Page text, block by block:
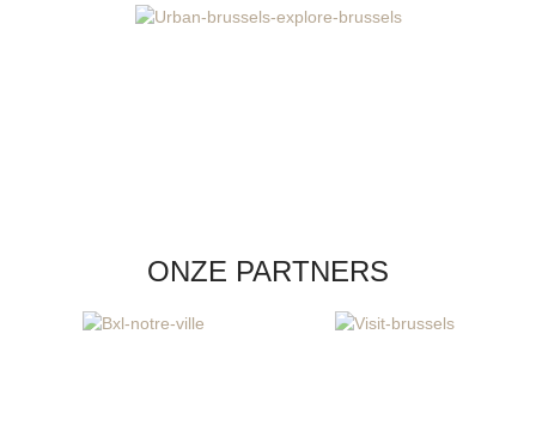
ONZE PARTNERS